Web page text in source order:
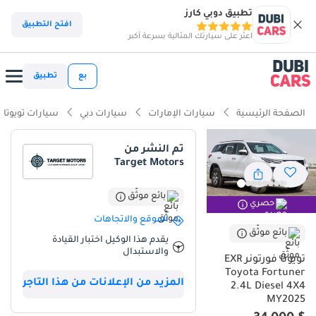
تطبيق دوبي كارز
اعثر على سيارتك المثالية بسرعة أكبر
افتح التطبيق
بع تطبيق
الصفحة الرئيسية سيارات الإمارات سيارات دبي سيارات تويوتا
حصري
بائع موثّق
تويوتا فورتونر EXR
Toyota Fortuner
2.4L Diesel 4X4
MY2025
تم النشر من
Target Motors
بائع موثّق
الموقع والاتجاهات
يقدم هذا الوكيل اختبار القيادة
والاستبدال
المزيد من الإعلانات من هذا التاجر
ذكاء دوبي كارز
ذكاء دوبيكارز
قدرات دفع رباعي حقيقية
أقل معدل استهلاك للقيمة في فئتها
سعة 7 مقاعد مع تبريد خلفي
ملخص
تعتبر Toyota Fortuner 2025 بمحرك Diesel الخيار الأذكى للعائلات الباحثة
عن التوازن المثالي بين الأداء القوي والتوفير في الاستهلاك، خاصة وأنها
تأتي باللون الأبيض الذي يعد الأكثر طلباً وإعادة بيعاً في سوق الخليج. تمتاز
هذه السيارة بقدرتها الفائقة على تحمل درجات الحرارة المرتفعة وطول